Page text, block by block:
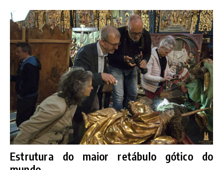
Estrutura do maior retábulo gótico do